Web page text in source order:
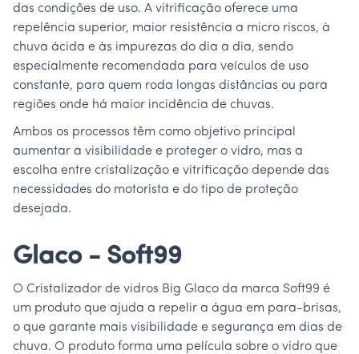
das condições de uso. A vitrificação oferece uma
repelência superior, maior resistência a micro riscos, à
chuva ácida e às impurezas do dia a dia, sendo
especialmente recomendada para veículos de uso
constante, para quem roda longas distâncias ou para
regiões onde há maior incidência de chuvas.
Ambos os processos têm como objetivo principal
aumentar a visibilidade e proteger o vidro, mas a
escolha entre cristalização e vitrificação depende das
necessidades do motorista e do tipo de proteção
desejada.
Glaco - Soft99
O Cristalizador de vidros Big Glaco da marca Soft99 é
um produto que ajuda a repelir a água em para-brisas,
o que garante mais visibilidade e segurança em dias de
chuva. O produto forma uma película sobre o vidro que